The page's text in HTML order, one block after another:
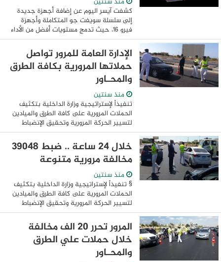
كشفت آيسر اليوم عن إضافة أجهزة جديدة
إلى سلسلة سويفت جو المتكاملة وأجهزة
فيرو 16، حيث تدمج مستويات أفضل من الأداء
وكفاءة الطاقة، مع خيارات شاشات رائعة
وتصاميم مستدامة في عصر الحواسيب
الذكية المدعومة ...
الإدارة العامة للمرور تواصل
حملاتها المرورية بكافة الطرق
والمحـاور
منذ سنتين
تنفيذاً لإستراتيجية وزارة الداخلية بتكثيف
الحملات المرورية على كافة الطرق والميادين
لتسيير الحركة المرورية وتحقيق الإنضباط
المرورى، والحد من وقوع الحوادث على الطرق
.. فقد واصلت الإدارة العامة ...
خلال 24 ساعة .. ضبط 39048
مخالفة مرورية متنوعة
منذ سنتين
§ تنفيذاً لإستراتيجية وزارة الداخلية بتكثيف
الحملات المرورية على كافة الطرق والميادين
لتسيير الحركة المرورية وتحقيق الإنضباط
المرورى، والحد من وقوع الحوادث على الطرق
.. فقد واصلت الإدارة العامة ...المرور تحرر 20 الف مخالفة
خلال حملات علي الطرق
والمحـاور